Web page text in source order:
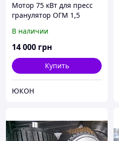
Мотор 75 кВт для пресс
гранулятор ОГМ 1,5
В наличии
14 000 грн
Купить
ЮКОН